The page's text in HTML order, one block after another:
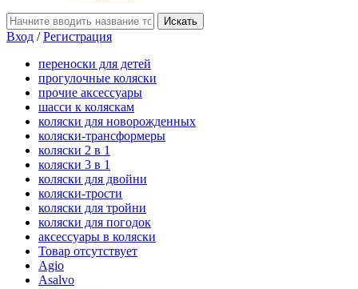
Вход /Регистрация
переноски для детей
прогулочные коляски
прочие аксессуары
шасси к коляскам
коляски для новорожденных
коляски-трансформеры
коляски 2 в 1
коляски 3 в 1
коляски для двойни
коляски-трости
коляски для тройни
коляски для погодок
аксессуары в коляски
Товар отсутствует
Agio
Asalvo